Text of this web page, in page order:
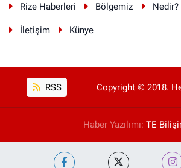
Rize Haberleri Bölgemiz
İletişim Künye
RSS Copyright © 2018.
Haber Yazılımı: TE